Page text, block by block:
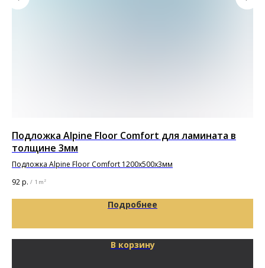
Подложка Alpine Floor Comfort для ламината в
толщине 3мм
Подложка Alpine Floor Comfort 1200х500х3мм
92р. / 1 m²
Подробнее
В корзину